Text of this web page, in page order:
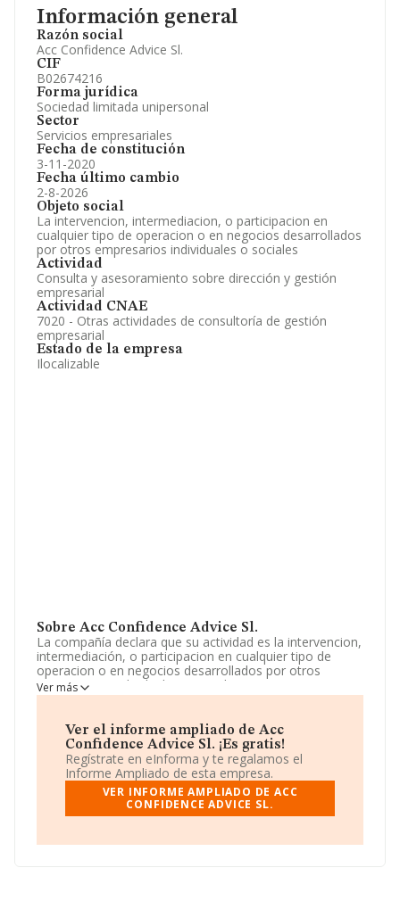
Información general
Razón social
Acc Confidence Advice Sl.
CIF
B02674216
Forma jurídica
Sociedad limitada unipersonal
Sector
Servicios empresariales
Fecha de constitución
3-11-2020
Fecha último cambio
2-8-2026
Objeto social
La intervencion, intermediacion, o participacion en
cualquier tipo de operacion o en negocios desarrollados
por otros empresarios individuales o sociales
Actividad
Consulta y asesoramiento sobre dirección y gestión
empresarial
Actividad CNAE
7020 - Otras actividades de consultoría de gestión
empresarial
Estado de la empresa
Ilocalizable
Sobre Acc Confidence Advice Sl.
La compañía declara que su actividad es la intervencion,
intermediación, o participacion en cualquier tipo de
operacion o en negocios desarrollados por otros
empresarios individuales o sociales. La empresa es una
Sociedad Limitada. Tiene CNAE: 7020 - '%cnae%'. La
El correo electrónico es
albertocamarero@miembroadef.com.
La sociedadAcc Confidence Advice S.L, NIF
B02674216, está situada en Glorieta Bilbao núm. 1,
(28004), en el municipio de Madrid, Madrid.
En relación con el sector y disponiendo de los datos de
Ver más
Ver el informe ampliado de Acc
Confidence Advice Sl. ¡Es gratis!
Regístrate en eInforma y te regalamos el
Informe Ampliado de esta empresa.
VER INFORME AMPLIADO DE ACC
CONFIDENCE ADVICE SL.
Información oficial y registral complementaria.